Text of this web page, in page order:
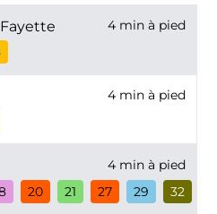
4 min à pied
4 min à pied
4 min à pied
20 21 27 29 32